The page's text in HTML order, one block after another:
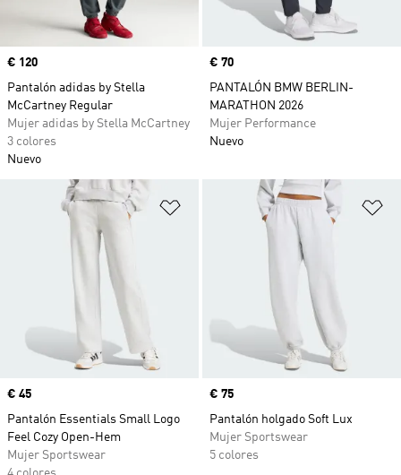
Precio
€ 120
Pantalón adidas by Stella
McCartney Regular
Mujer adidas by Stella McCartney
3 colores
Nuevo
Precio
€ 70
PANTALÓN BMW BERLIN-
MARATHON 2026
Mujer Performance
Nuevo
Añadir a la lista de deseos
Precio
€ 45
Pantalón Essentials Small Logo
Feel Cozy Open-Hem
Mujer Sportswear
Precio
€ 75
Pantalón holgado Soft Lux
Mujer Sportswear
5 colores